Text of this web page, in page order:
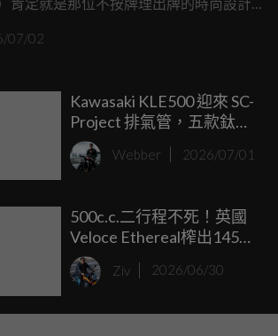
四缸巡航車 LFC700 那巨大的後輪引起
他們把歪腦筋動到了旗下主力中排量 V
07/02
Kawasaki KLE500 迎來 SC-
Project 排氣管，五款鈦合
金與碳纖維選項
Webber 2026/07/01
500c.c.二行程不死！英國
Veloce Ethereal榨出145匹
狂暴馬力，L4引擎致敬經
典復古Cafe Racer
Ziv 2026/06/30